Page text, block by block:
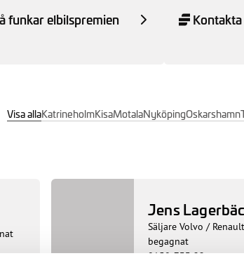
funkar elbilspremien
Visa allaKatrineholmKisaMotalaNyköpingOskarshamn
Jens
Säljare Volvo /
begagnat
0150-733 22